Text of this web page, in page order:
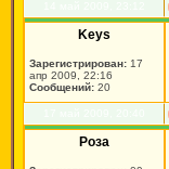
Keys
Зарегистрирован: 17
апр 2009, 22:16
Сообщений: 20
Роза